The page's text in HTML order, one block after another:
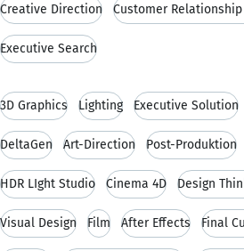
Creative Direction Customer
Executive Search
3D Graphics Lighting Executive Solution
DeltaGen Art-Direction Post-Produktion
HDR LIght Studio Cinema 4D Design
Visual Design Film After Effects Final